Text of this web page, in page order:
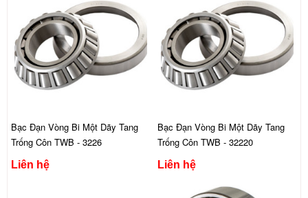
Bạc Đạn Vòng Bi Một Dãy Tang
Trống Côn TWB - 3226
Liên hệ
Bạc Đạn Vòng Bi Một Dãy Tang
Trống Côn TWB - 32220
Liên hệ